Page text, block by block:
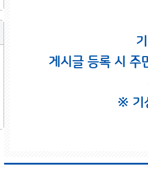
게시글 등록 시 주
※ 기